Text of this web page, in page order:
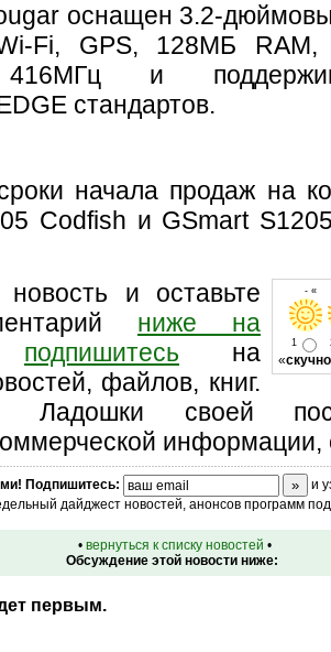
оснащен 3.2-
Fi, GPS, 128MБ RAM,
416МГц и
стандартов.
начала продаж на
Codfish и GSmart
- «
1
«скучно
и оставьте
ниже на
подпишитесь на
файлов, книг.
Ладошки своей
Подпишитесь:
и
дайджест новостей, анонсов программ
• вернуться к списку новостей •
Обсуждение этой новости ниже:
первым.